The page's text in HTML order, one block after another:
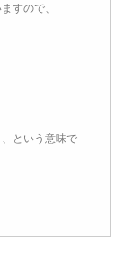
すので、
という意味で